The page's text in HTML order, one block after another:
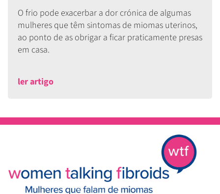
O frio pode exacerbar a dor crónica de algumas
mulheres que têm sintomas de miomas uterinos,
ao ponto de as obrigar a ficar praticamente presas
em casa.
ler artigo